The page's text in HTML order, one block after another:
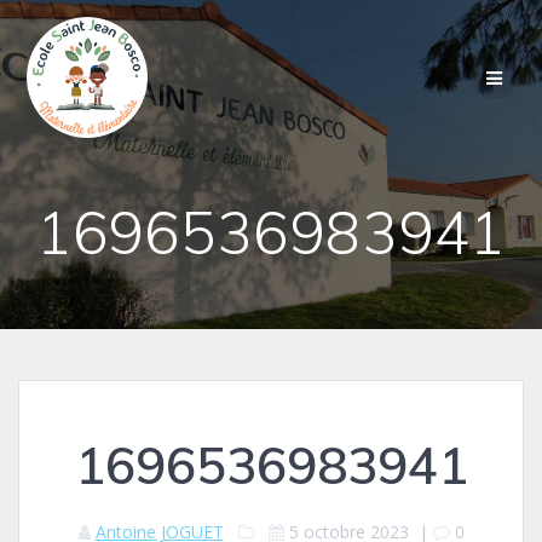
contenu
1696536983941
1696536983941
Antoine JOGUET 5 octobre 2023 | 0